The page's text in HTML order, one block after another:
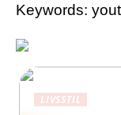
Keywords:
LIVSSTIL